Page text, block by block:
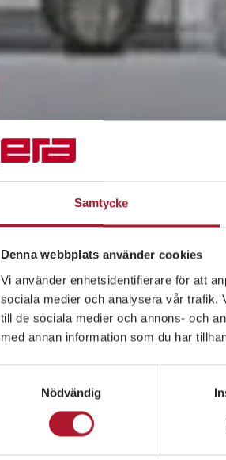
Samtycke
Denna webbplats använder cookies
Vi använder enhetsidentifierare för att
sociala medier och analysera vår trafik.
till de sociala medier och annons- och
med annan information som du har
Nödvändig